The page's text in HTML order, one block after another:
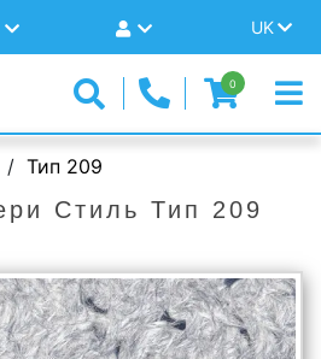
UK
0
Тип 209
Стиль Тип 209